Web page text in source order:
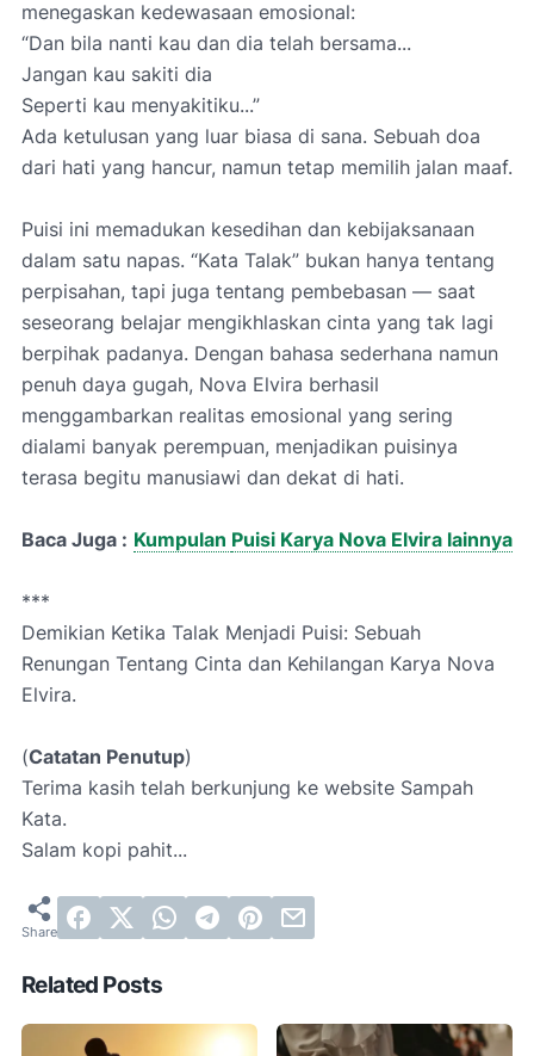
menegaskan kedewasaan emosional:
“Dan bila nanti kau dan dia telah bersama...
Jangan kau sakiti dia
Seperti kau menyakitiku...”
Ada ketulusan yang luar biasa di sana. Sebuah doa
dari hati yang hancur, namun tetap memilih jalan maaf.
Puisi ini memadukan kesedihan dan kebijaksanaan
dalam satu napas. “Kata Talak” bukan hanya tentang
perpisahan, tapi juga tentang pembebasan — saat
seseorang belajar mengikhlaskan cinta yang tak lagi
berpihak padanya. Dengan bahasa sederhana namun
penuh daya gugah, Nova Elvira berhasil
menggambarkan realitas emosional yang sering
dialami banyak perempuan, menjadikan puisinya
terasa begitu manusiawi dan dekat di hati.
Baca Juga : Kumpulan Puisi Karya Nova Elvira lainnya
***
Demikian Ketika Talak Menjadi Puisi: Sebuah
Renungan Tentang Cinta dan Kehilangan Karya Nova
Elvira.
(Catatan Penutup)
Terima kasih telah berkunjung ke website Sampah
Kata.
Salam kopi pahit...
Related Posts